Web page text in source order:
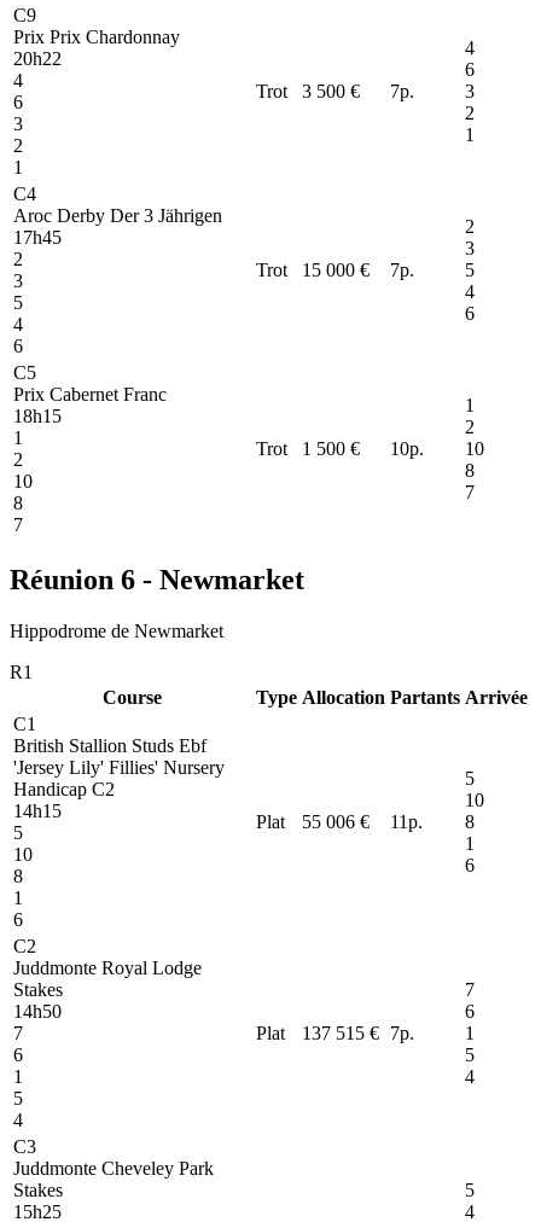
C9
Prix Prix Chardonnay
20h22
4
6
3
2
1
Trot 3 500 € 7p.
4
6
3
2
1
C4
Aroc Derby Der 3 Jährigen
17h45
2
3
5
4
6
Trot 15 000 € 7p.
2
3
5
4
6
C5
Prix Cabernet Franc
18h15
1
2
10
8
7
Trot 1 500 € 10p.
1
2
10
8
7
Réunion 6 - Newmarket
Hippodrome de Newmarket
R1
Course
Type Allocation Partants Arrivée
C1
British Stallion Studs Ebf
'Jersey Lily' Fillies' Nursery
Handicap C2
14h15
5
10
8
1
6
Plat 55 006 € 11p.
5
10
8
1
6
C2
Juddmonte Royal Lodge
Stakes
14h50
7
6
1
5
4
Plat 137 515 € 7p.
7
6
1
5
4
C3
Juddmonte Cheveley Park
Stakes
15h25
5
4